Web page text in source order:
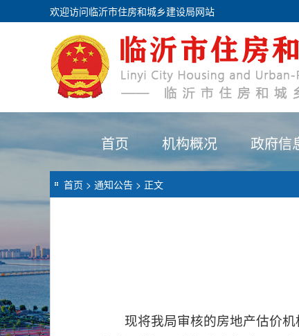
欢迎访问临沂市住房和城乡建设局网站
首页 机构概况 政府信
首页 > 通知公告 > 正文
现将我局审核的房地产估价